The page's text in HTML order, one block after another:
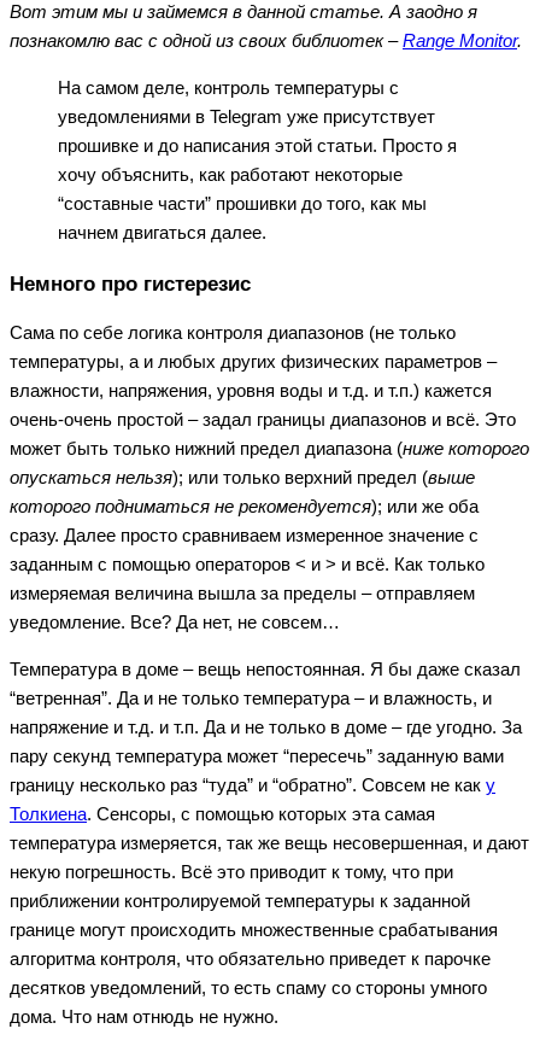
Вот этим мы и займемся в данной статье. А заодно я
познакомлю вас с одной из своих библиотек –Range Monitor.
На самом деле, контроль температуры с
уведомлениями в Telegram уже присутствует
прошивке и до написания этой статьи. Просто я
хочу объяснить, как работают некоторые
“составные части” прошивки до того, как мы
начнем двигаться далее.
Немного про гистерезис
Сама по себе логика контроля диапазонов (не только
температуры, а и любых других физических параметров –
влажности, напряжения, уровня воды и т.д. и т.п.) кажется
очень-очень простой – задал границы диапазонов и всё. Это
может быть только нижний предел диапазона (ниже которого
опускаться нельзя); или только верхний предел (выше
которого подниматься не рекомендуется); или же оба
сразу. Далее просто сравниваем измеренное значение с
заданным с помощью операторов < и > и всё. Как только
измеряемая величина вышла за пределы – отправляем
уведомление. Все? Да нет, не совсем…
Температура в доме – вещь непостоянная. Я бы даже сказал
“ветренная”. Да и не только температура – и влажность, и
напряжение и т.д. и т.п. Да и не только в доме – где угодно. За
пару секунд температура может “пересечь” заданную вами
границу несколько раз “туда” и “обратно”. Совсем не как у
Толкиена. Сенсоры, с помощью которых эта самая
температура измеряется, так же вещь несовершенная, и дают
некую погрешность. Всё это приводит к тому, что при
приближении контролируемой температуры к заданной
границе могут происходить множественные срабатывания
алгоритма контроля, что обязательно приведет к парочке
десятков уведомлений, то есть спаму со стороны умного
дома. Что нам отнюдь не нужно.